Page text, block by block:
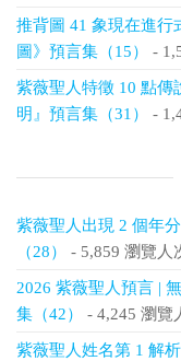
推背圖 41 象現在進行
圖》預言集（15）
-
紫薇聖人特徵 10 點傳
明』預言集（31）
-
紫薇聖人出現 2 個年
（28）
- 5,859 瀏覽人
2026 紫薇聖人預言 |
集（42）
- 4,245 瀏覽
紫薇聖人姓名第 1 解